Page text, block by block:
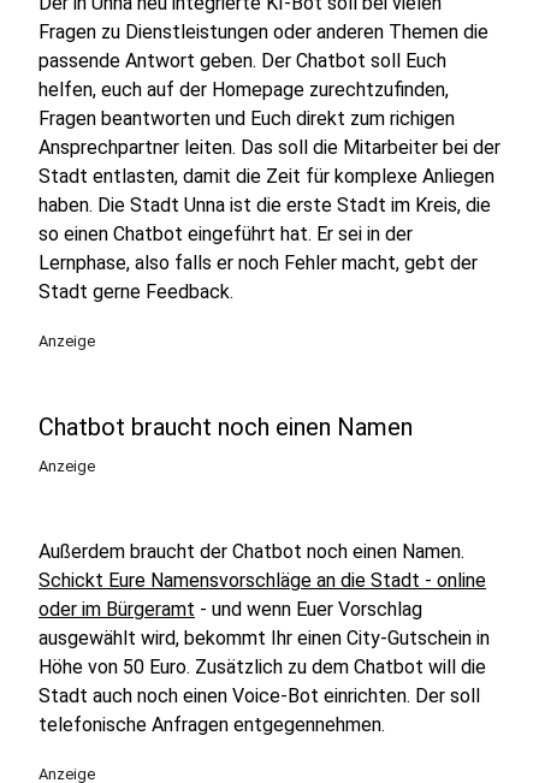
Fragen zu Dienstleistungen oder anderen Themen die
passende Antwort geben. Der Chatbot soll Euch
helfen, euch auf der Homepage zurechtzufinden,
Fragen beantworten und Euch direkt zum richigen
Ansprechpartner leiten. Das soll die Mitarbeiter bei der
Stadt entlasten, damit die Zeit für komplexe Anliegen
haben. Die Stadt Unna ist die erste Stadt im Kreis, die
so einen Chatbot eingeführt hat. Er sei in der
Lernphase, also falls er noch Fehler macht, gebt der
Stadt gerne Feedback.
Anzeige
Chatbot braucht noch einen Namen
Anzeige
Außerdem braucht der Chatbot noch einen Namen.
Schickt Eure Namensvorschläge an die Stadt - online
oder im Bürgeramt - und wenn Euer Vorschlag
ausgewählt wird, bekommt Ihr einen City-Gutschein in
Höhe von 50 Euro. Zusätzlich zu dem Chatbot will die
Stadt auch noch einen Voice-Bot einrichten. Der soll
telefonische Anfragen entgegennehmen.
Anzeige